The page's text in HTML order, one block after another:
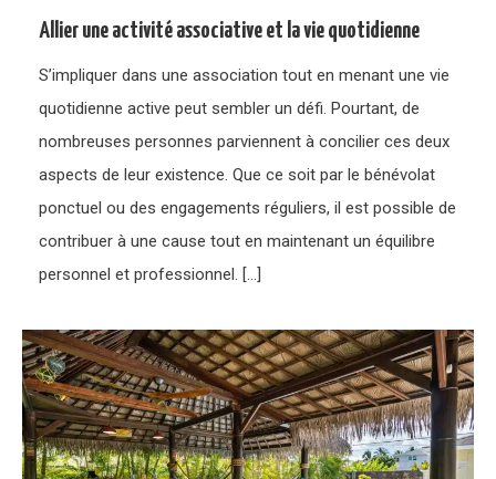
Allier une activité associative et la vie quotidienne
S’impliquer dans une association tout en menant une vie
quotidienne active peut sembler un défi. Pourtant, de
nombreuses personnes parviennent à concilier ces deux
aspects de leur existence. Que ce soit par le bénévolat
ponctuel ou des engagements réguliers, il est possible de
contribuer à une cause tout en maintenant un équilibre
personnel et professionnel. […]